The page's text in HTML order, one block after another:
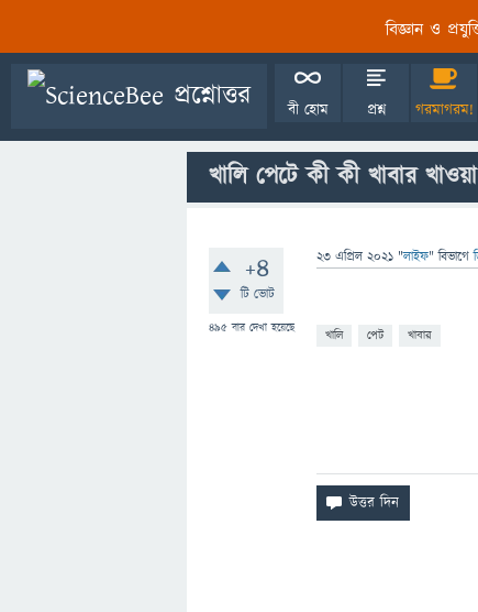
বিজ্ঞান ও
বী হোম প্রশ্ন গরমাগরম!
খালি পেটে কী কী খাবার
+4
টি ভোট
495 বার দেখা হয়েছে
23 এপ্রিল 2021 "লাইফ" বিভাগে
খালি পেট খাবার